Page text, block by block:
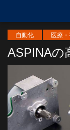
ASPINAの
自動化 医療